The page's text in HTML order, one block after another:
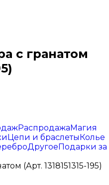
с гранатом
РаспродажаМагия
Цепи и браслетыКолье
ДругоеПодарки за
(Арт. 1318151315-195)